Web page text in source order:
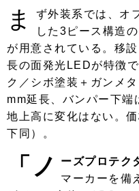
ま
ず外装系では、オ
した3ピース構造の
が用意されている。移
長の面発光LEDが特徴
ク／シボ塗装＋ガンメ
mm延長、バンパー下
地上高に変化はない。
下同）。
「ノ ーズプロテク
マーカーを備